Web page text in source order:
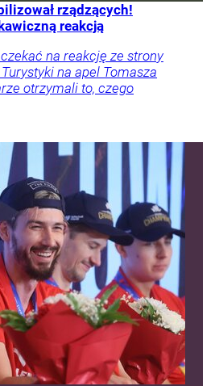
rządzących!
reakcją
czekać na reakcję ze strony
na apel Tomasza
otrzymali to, czego